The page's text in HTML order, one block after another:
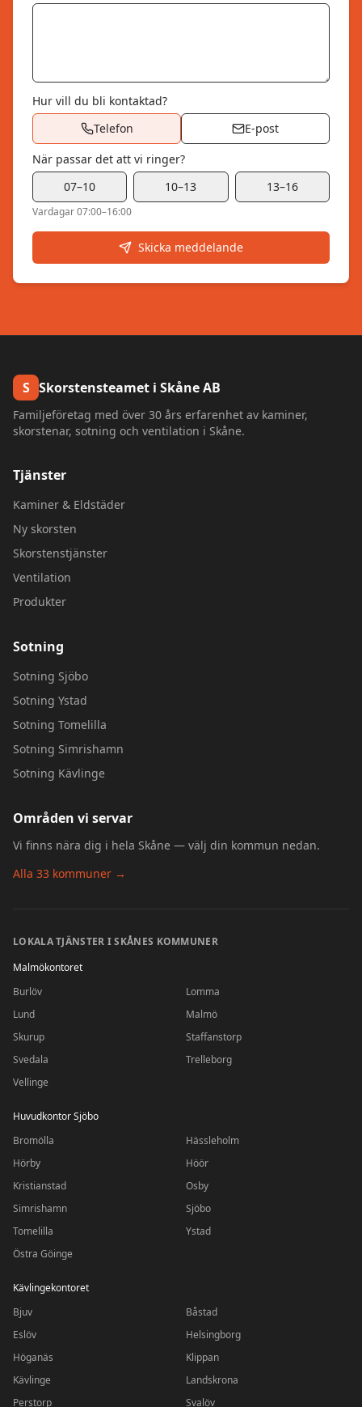
Hur vill du bli kontaktad?
Telefon
E-post
När passar det att vi ringer?
07–10
10–13 13–16
Vardagar 07:00–16:00
Skicka meddelande
S Skorstensteamet i Skåne AB
Familjeföretag med över 30 års erfarenhet av kaminer,
skorstenar, sotning och ventilation i Skåne.
Tjänster
Kaminer & Eldstäder
Ny skorsten
Skorstenstjänster
Ventilation
Produkter
Sotning
Sotning Sjöbo
Sotning Ystad
Sotning Tomelilla
Sotning Simrishamn
Sotning Kävlinge
Områden vi servar
Vi finns nära dig i hela Skåne — välj din kommun nedan.
Alla 33 kommuner →
LOKALA TJÄNSTER I SKÅNES KOMMUNER
Malmökontoret
Burlöv
Lomma
Lund
Malmö
Skurup
Staffanstorp
Svedala
Trelleborg
Vellinge
Huvudkontor Sjöbo
Bromölla
Hässleholm
Hörby
Höör
Kristianstad
Osby
Simrishamn
Sjöbo
Tomelilla
Ystad
Östra Göinge
Kävlingekontoret
Bjuv
Båstad
Eslöv
Helsingborg
Höganäs
Klippan
Kävlinge
Landskrona
Perstorp
Svalöv